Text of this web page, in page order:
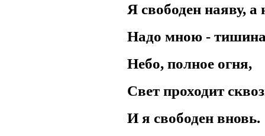
Я свободен наяву, а
Hадо мною -
Hебо, полное огня,
Свет пpоходит
И я свободен вновь.